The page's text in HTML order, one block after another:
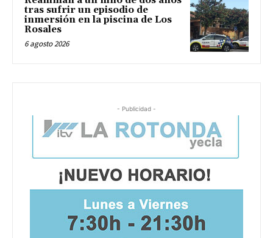
tras sufrir un episodio de
inmersión en la piscina de Los
Rosales
6 agosto 2026
- Publicidad -